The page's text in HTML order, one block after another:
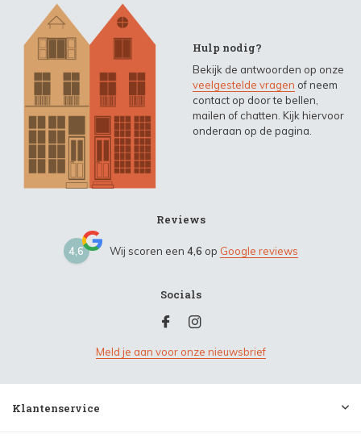
Hulp nodig?
Bekijk de antwoorden op onze
veelgestelde vragen of neem
contact op door te bellen,
mailen of chatten. Kijk hiervoor
onderaan op de pagina.
Reviews
4,6 Wij scoren een 4,6 op Google reviews
Socials
Meld je aan voor onze nieuwsbrief
Klantenservice